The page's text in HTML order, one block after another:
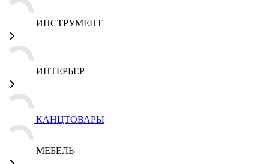
ИНСТРУМЕНТ
ИНТЕРЬЕР
КАНЦТОВАРЫ
МЕБЕЛЬ